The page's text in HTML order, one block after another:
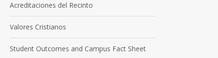
Acreditaciones del Recinto
Valores Cristianos
Student Outcomes and Campus Fact Sheet